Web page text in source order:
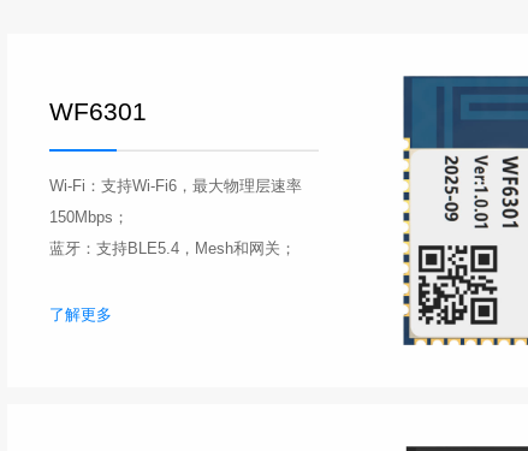
WF6301
Wi-Fi：支持Wi-Fi6，最大物理层速率
150Mbps；
蓝牙：支持BLE5.4，Mesh和网关；
了解更多